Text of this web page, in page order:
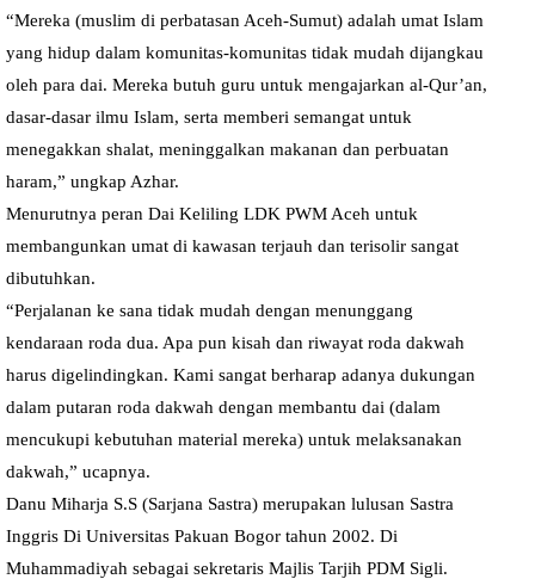
“Mereka (muslim di perbatasan Aceh-Sumut) adalah umat Islam
yang hidup dalam komunitas-komunitas tidak mudah dijangkau
oleh para dai. Mereka butuh guru untuk mengajarkan al-Qur’an,
dasar-dasar ilmu Islam, serta memberi semangat untuk
menegakkan shalat, meninggalkan makanan dan perbuatan
haram,” ungkap Azhar.
Menurutnya peran Dai Keliling LDK PWM Aceh untuk
membangunkan umat di kawasan terjauh dan terisolir sangat
dibutuhkan.
“Perjalanan ke sana tidak mudah dengan menunggang
kendaraan roda dua. Apa pun kisah dan riwayat roda dakwah
harus digelindingkan. Kami sangat berharap adanya dukungan
dalam putaran roda dakwah dengan membantu dai (dalam
mencukupi kebutuhan material mereka) untuk melaksanakan
dakwah,” ucapnya.
Danu Miharja S.S (Sarjana Sastra) merupakan lulusan Sastra
Inggris Di Universitas Pakuan Bogor tahun 2002. Di
Muhammadiyah sebagai sekretaris Majlis Tarjih PDM Sigli.